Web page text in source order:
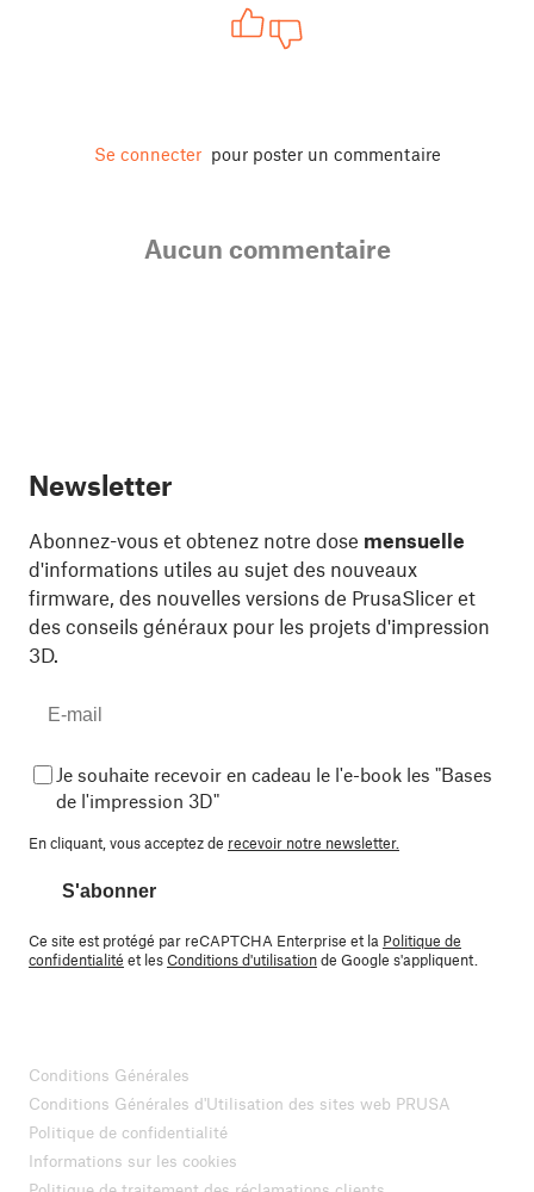
Se connecter pour poster un commentaire
Aucun commentaire
Newsletter
Abonnez-vous et obtenez notre dose mensuelle
d'informations utiles au sujet des nouveaux
firmware, des nouvelles versions de PrusaSlicer et
des conseils généraux pour les projets d'impression
3D.
Je souhaite recevoir en cadeau le l'e-book les "Bases
de l'impression 3D"
En cliquant, vous acceptez de recevoir notre newsletter.
S'abonner
Ce site est protégé par reCAPTCHA Enterprise et la Politique de
confidentialité et lesConditions d'utilisationde Google s'appliquent.
Conditions Générales
Conditions Générales d'Utilisation des sites web PRUSA
Politique de confidentialité
Informations sur les cookies